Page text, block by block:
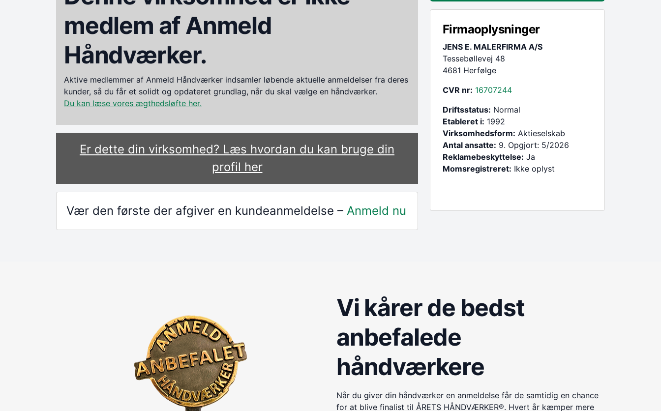
medlem af Anmeld
Håndværker.
Aktive medlemmer af Anmeld Håndværker indsamler løbende aktuelle anmeldelser fra deres
kunder, så du får et solidt og opdateret grundlag, når du skal vælge en håndværker.
Du kan læse vores ægthedsløfte her.
Er dette din virksomhed? Læs hvordan du kan bruge din
profil her
Vær den første der afgiver en kundeanmeldelse – Anmeld nu
Firmaoplysninger
JENS E. MALERFIRMA A/S
Tessebøllevej 48
4681 Herfølge
CVR nr: 16707244
Driftsstatus: Normal
Etableret i: 1992
Virksomhedsform: Aktieselskab
Antal ansatte: 9. Opgjort: 5/2026
Reklamebeskyttelse: Ja
Momsregistreret: Ikke oplyst
Vi kårer de bedst
anbefalede
håndværkere
Når du giver din håndværker en anmeldelse får de samtidig en chance
for at blive finalist til ÅRETS HÅNDVÆRKER®. Hvert år kæmper mere